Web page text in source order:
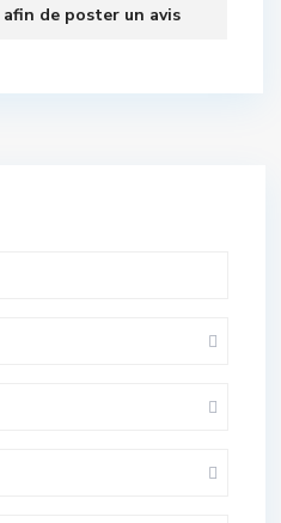
afin de poster un avis